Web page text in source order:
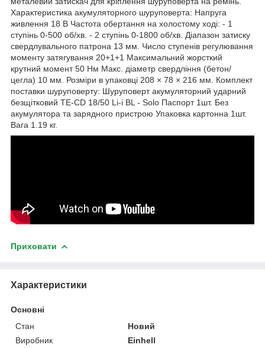
Характеристика акумуляторного шуруповерта: Напруга
живлення 18 В Частота обертання на холостому ході: - 1
ступінь 0-500 об/хв. - 2 ступінь 0-1800 об/хв. Діапазон затиску
свердлувального патрона 13 мм. Число ступенів регулювання
моменту затягування 20+1+1 Максимальний жорсткий
крутний момент 50 Нм Макс. діаметр свердління (бетон/
цегла) 10 мм. Розміри в упаковці 208 × 78 × 216 мм. Комплект
поставки шуруповерту: Шуруповерт акумуляторний ударний
безщітковий TE-CD 18/50 Li-i BL - Solo Паспорт 1шт. Без
акумулятора та зарядного пристрою Упаковка картонна 1шт.
Вага 1.19 кг.
Приховати
Характеристики
Основні
Стан
Новий
Виробник
Einhell